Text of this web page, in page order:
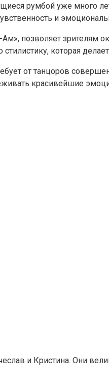
румбой уже много
и
позволяет
которая
от танцоров
красивейшие
и Кристина. Они